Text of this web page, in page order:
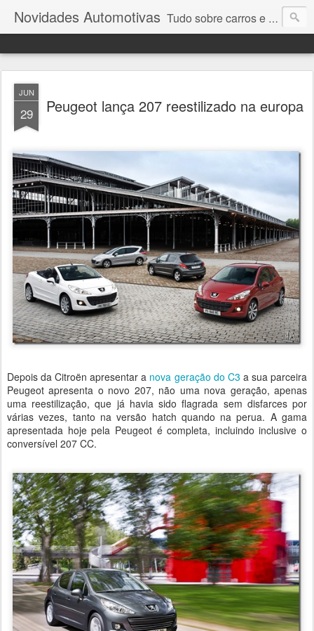
Novidades Automotivas Tudo sobre carros e motores
JUN
29 Peugeot lança 207 reestilizado na europa
Depois da Citroën apresentar a nova geração do C3 a sua parceira
Peugeot apresenta o novo 207, não uma nova geração, apenas
uma reestilização, que já havia sido flagrada sem disfarces por
várias vezes, tanto na versão hatch quando na perua. A gama
apresentada hoje pela Peugeot é completa, incluindo inclusive o
conversível 207 CC.